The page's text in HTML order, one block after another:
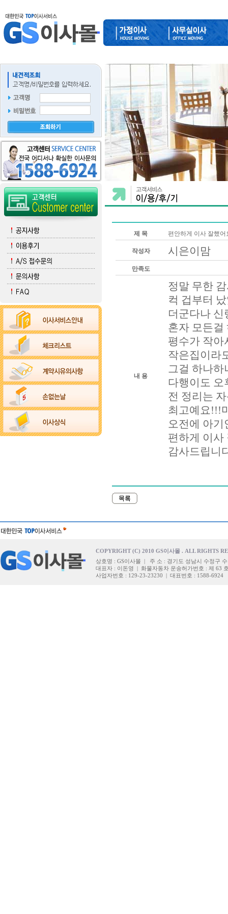
제 목 편안하게 이사 잘했어
작성자 시은이맘
만족도
내 용
정말 무한
컥 겁부터
더군다나 신
혼자 모든걸
평수가 작아
작은집이라
그걸 하나하
다행이도 오
전 정리는
최고예요!!!
오전에 아
편하게 이사
감사드립니
COPYRIGHT (C) 2010 GS이사몰 . ALL RIGHTS
상호명 : GS이사몰 | 주 소 : 경기도 성남시 수정구
대표자 : 이돈영 | 화물자동차 운송허가번호 : 제 63
사업자번호 : 129-23-23230 | 대표번호 : 1588-6924